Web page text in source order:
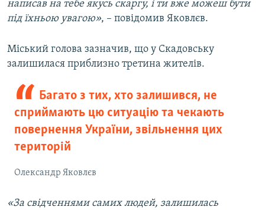
написав на тебе якусь скаргу, і ти вже можеш бути
під їхньою увагою», – повідомив Яковлєв.
Міський голова зазначив, що у Скадовську
залишилася приблизно третина жителів.
Багато з тих, хто залишився, не
сприймають цю ситуацію та чекають
повернення України, звільнення цих
територій
Олександр Яковлєв
«За свідченнями самих людей, залишилась